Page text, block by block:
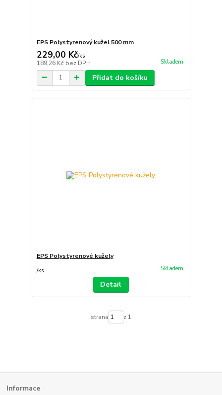
EPS Polystyrenový kužel 500 mm
229,00 Kč/ks
189,26 Kč bez DPH Skladem
Přidat do košíku
EPS Polystyrenové kužely
/ks Skladem
Detail
strana z 1
Informace